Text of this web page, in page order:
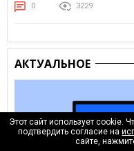
0 3229
АКТУАЛЬНОЕ
Этот сайт использует cookie.
подтвердить согласие на
сайте,